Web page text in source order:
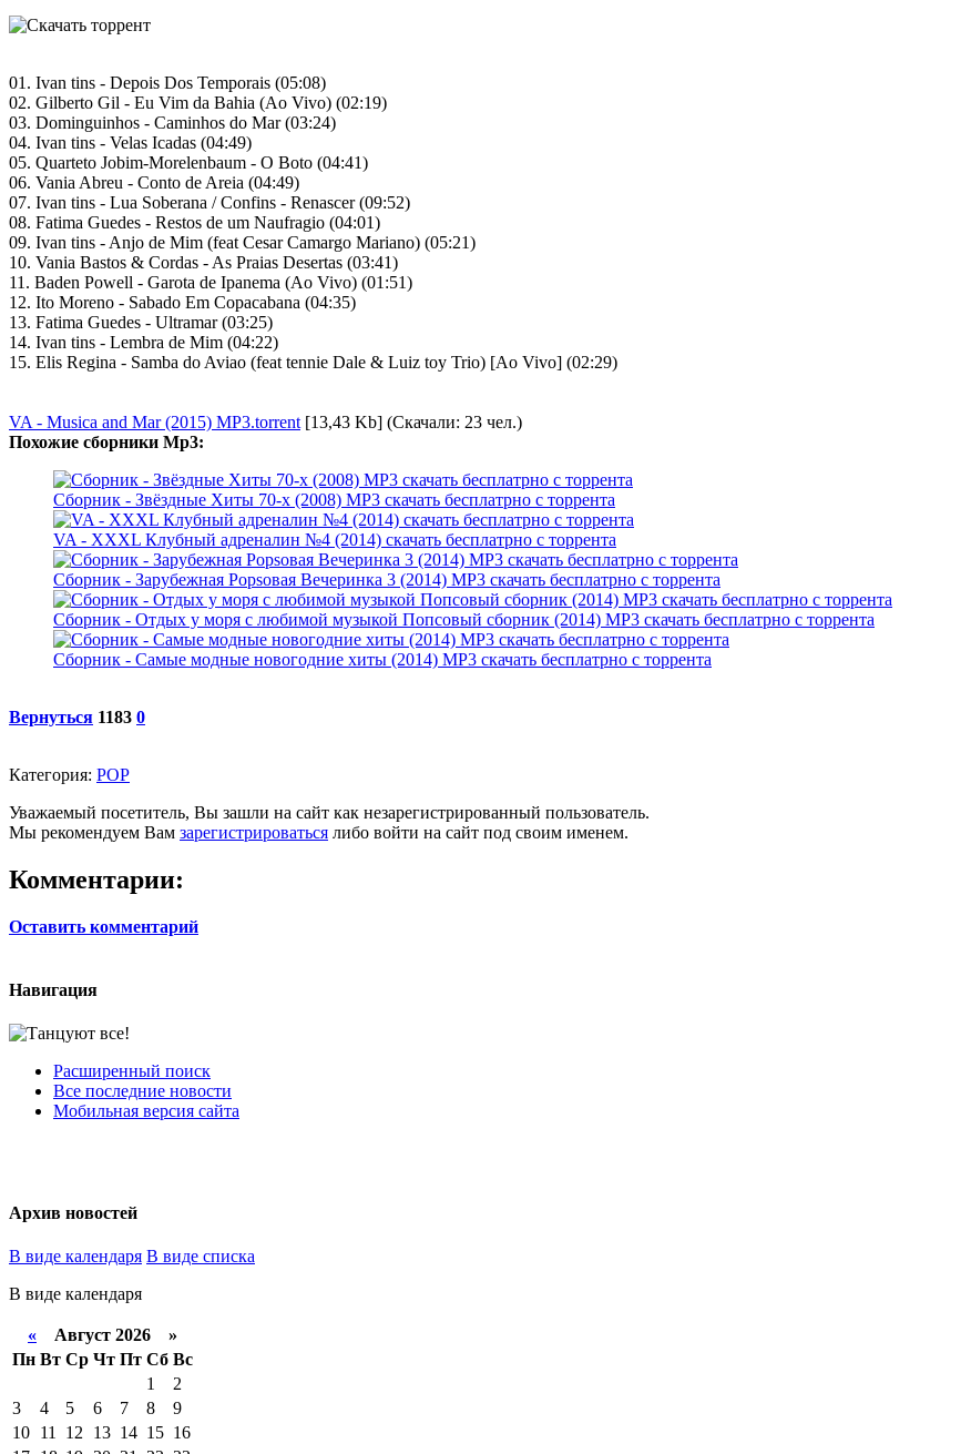
01. Ivan tins - Depois Dos Temporais (05:08)
02. Gilberto Gil - Eu Vim da Bahia (Ao Vivo) (02:19)
03. Dominguinhos - Caminhos do Mar (03:24)
04. Ivan tins - Velas Icadas (04:49)
05. Quarteto Jobim-Morelenbaum - O Boto (04:41)
06. Vania Abreu - Conto de Areia (04:49)
07. Ivan tins - Lua Soberana / Confins - Renascer (09:52)
08. Fatima Guedes - Restos de um Naufragio (04:01)
09. Ivan tins - Anjo de Mim (feat Cesar Camargo Mariano) (05:21)
10. Vania Bastos & Cordas - As Praias Desertas (03:41)
11. Baden Powell - Garota de Ipanema (Ao Vivo) (01:51)
12. Ito Moreno - Sabado Em Copacabana (04:35)
13. Fatima Guedes - Ultramar (03:25)
14. Ivan tins - Lembra de Mim (04:22)
15. Elis Regina - Samba do Aviao (feat tennie Dale & Luiz toy Trio) [Ao Vivo] (02:29)
VA - Musica and Mar (2015) MP3.torrent [13,43 Kb] (Скачали: 23 чел.)
Похожие сборники Mp3:
Сборник - Звёздные Хиты 70-х (2008) MP3 скачать бесплатрно с торрента
VA - XXXL Клубный адреналин №4 (2014) скачать бесплатрно с торрента
Сборник - Зарубежная Popsовая Вечеринка 3 (2014) MP3 скачать бесплатрно с торрента
Сборник - Отдых у моря с любимой музыкой Попсовый сборник (2014) MP3 скачать бесплатрно с торрента
Сборник - Самые модные новогодние хиты (2014) MP3 скачать бесплатрно с торрента
Вернуться 1183 0
Категория: POP
Уважаемый посетитель, Вы зашли на сайт как незарегистрированный пользователь.
Мы рекомендуем Вам зарегистрироваться либо войти на сайт под своим именем.
Комментарии:
Оставить комментарий
Навигация
Расширенный поиск
Все последние новости
Мобильная версия сайта
Архив новостей
В виде календаря В виде списка
В виде календаря
« Август 2026 »
Пн Вт Ср Чт Пт Сб Вс
1
2
3
4 5 6 7 8
9
10 11 12 13 14 15 16